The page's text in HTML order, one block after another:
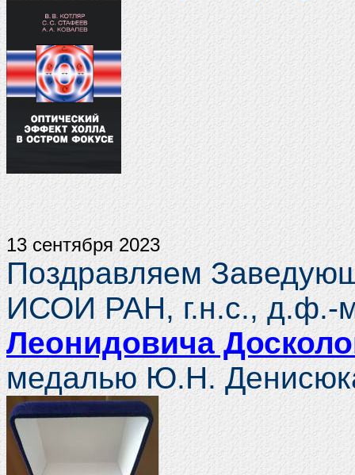
13 сентября 2023
Поздравляем
ИСОИ РАН, г.н.с., д.ф.-
Леонидовича
медалью Ю.Н.